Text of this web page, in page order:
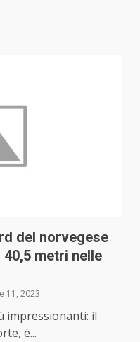
del norvegese
metri nelle
11, 2023
impressionanti: il
è...